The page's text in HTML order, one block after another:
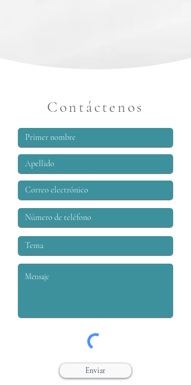
Contáctenos
Enviar